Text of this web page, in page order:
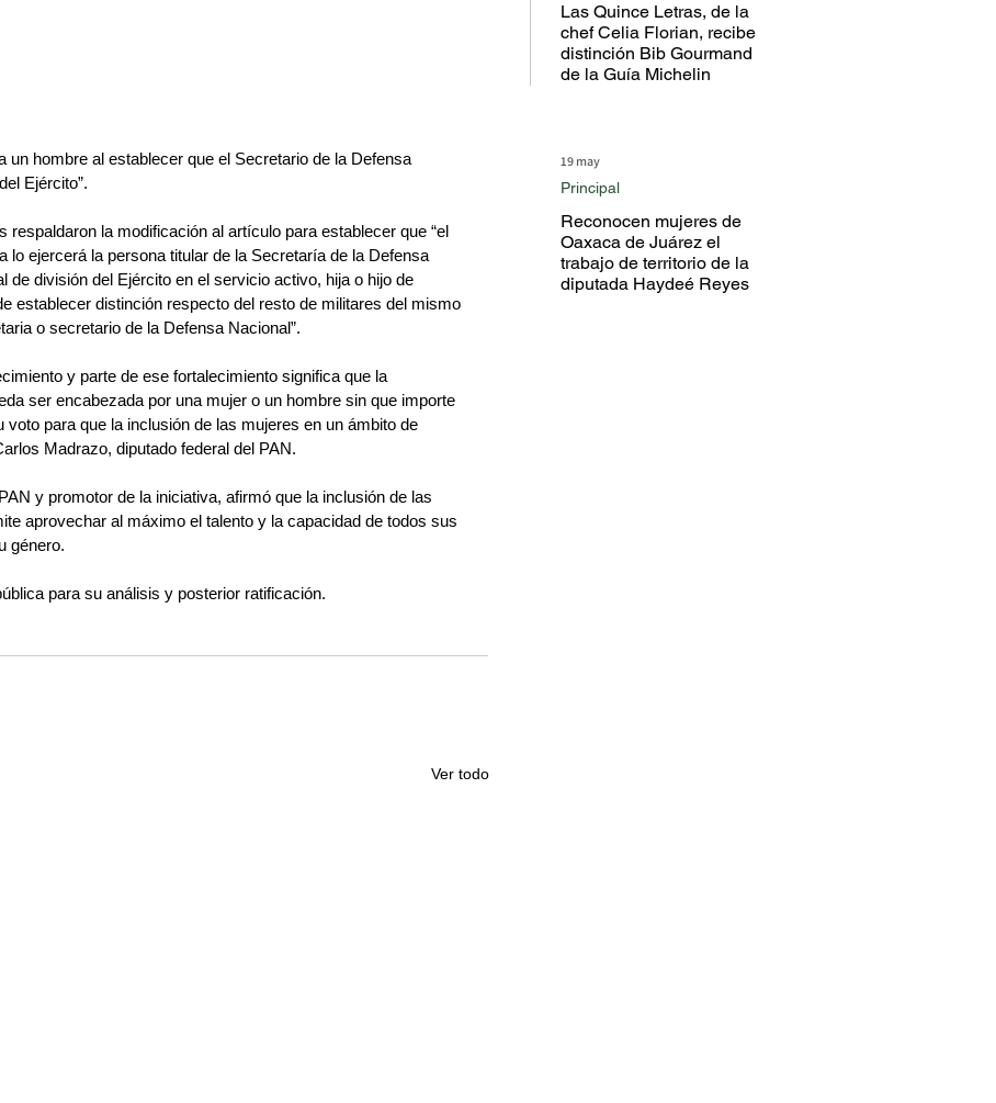
un hombre al establecer que el Secretario de la Defensa
Ejército”.
respaldaron la modificación al artículo para establecer que “el
lo ejercerá la persona titular de la Secretaría de la Defensa
de división del Ejército en el servicio activo, hija o hijo de
establecer distinción respecto del resto de militares del mismo
o secretario de la Defensa Nacional”.
y parte de ese fortalecimiento significa que la
ser encabezada por una mujer o un hombre sin que importe
para que la inclusión de las mujeres en un ámbito de
Madrazo, diputado federal del PAN.
y promotor de la iniciativa, afirmó que la inclusión de las
aprovechar al máximo el talento y la capacidad de todos sus
género.
para su análisis y posterior ratificación.
Ver todo
Las Quince Letras, de la
chef Celia Florian, recibe
distinción Bib Gourmand
de la Guía Michelin
Reconocen mujeres de
Oaxaca de Juárez el
trabajo de territorio de la
diputada Haydeé Reyes
Principal
19 may